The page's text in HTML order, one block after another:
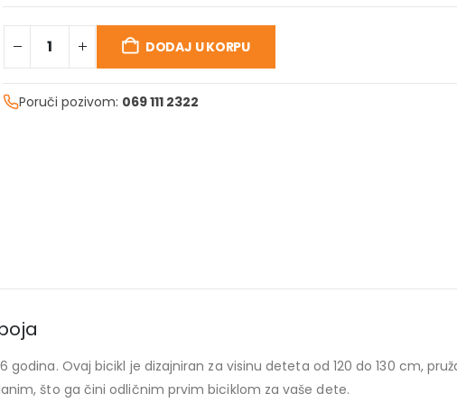
DODAJ U KORPU
Poruči pozivom: 069 111 2322
6 godina. Ovaj bicikl je dizajniran za visinu deteta od 120 do 130 cm,
što ga čini odličnim prvim biciklom za vaše dete.